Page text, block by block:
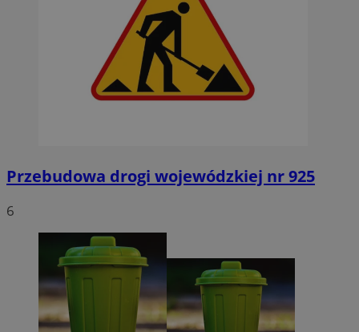
Przebudowa drogi wojewódzkiej nr 925
6